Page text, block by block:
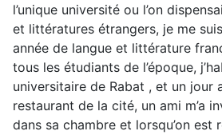
l’unique université ou l’on
et littératures étrangers, je me
année de langue et littérature
tous les étudiants de l’époque,
universitaire de Rabat , et un jour
restaurant de la cité, un ami m’a
dans sa chambre et lorsqu’on est